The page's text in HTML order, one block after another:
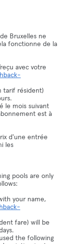
Bruxelles ne
fonctionne de la
avec votre
tarif résident)
le mois suivant
est à
d'une entrée
les
pools are only
your name,
fare) will be
the following